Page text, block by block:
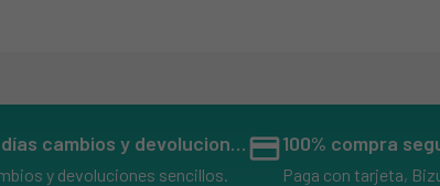
14 días cambios y devoluciones
y devoluciones sencillos.
credit_card100% compra
Paga con tarjeta,